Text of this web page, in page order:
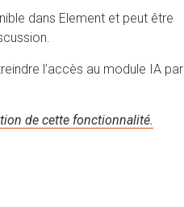
dans Element et peut être
l’accès au module IA par
de cette fonctionnalité.